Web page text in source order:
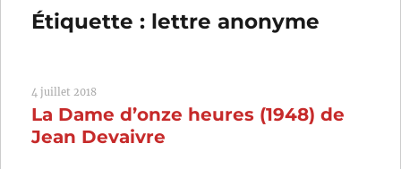
Étiquette : lettre anonyme
4 juillet 2018
La Dame d’onze heures (1948) de
Jean Devaivre